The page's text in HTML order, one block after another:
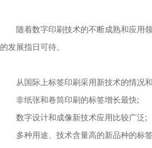
随着数字印刷技术的不断成熟和应用领
的发展指日可待。
从国际上标签印刷采用新技术的情况和
非纸张和卷筒印刷的标签增长最快;
数字设计和成像新技术应用比较广泛;
多种用途、技术含量高的新品种的标签